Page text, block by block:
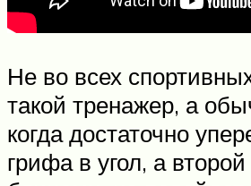
Не во всех
такой тренажер, а
когда достаточно
грифа в угол, а второй